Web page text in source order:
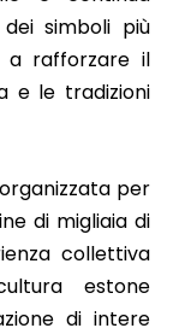
simboli più
a rafforzare il
e le tradizioni
per
di migliaia di
collettiva
estone
di intere